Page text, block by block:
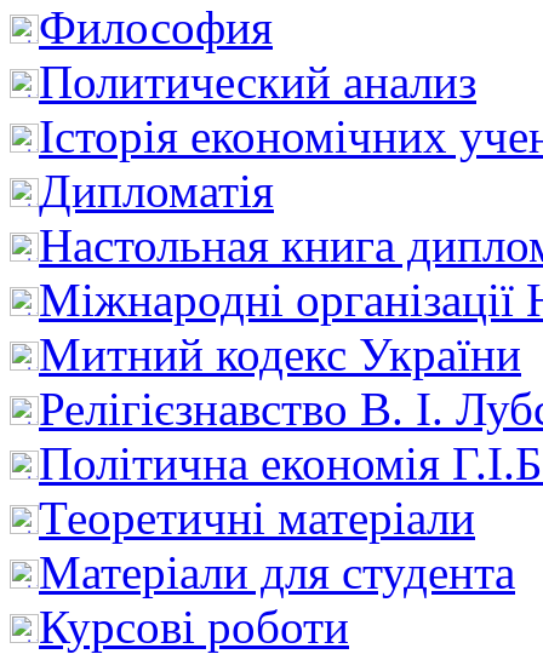
Философия
Политический анализ
Історія економічних
Дипломатія
Настольная книга
Міжнародні
Митний кодекс України
Релігієзнавство В. І.
Політична економія
Теоретичні матеріали
Матеріали для студента
Курсові роботи